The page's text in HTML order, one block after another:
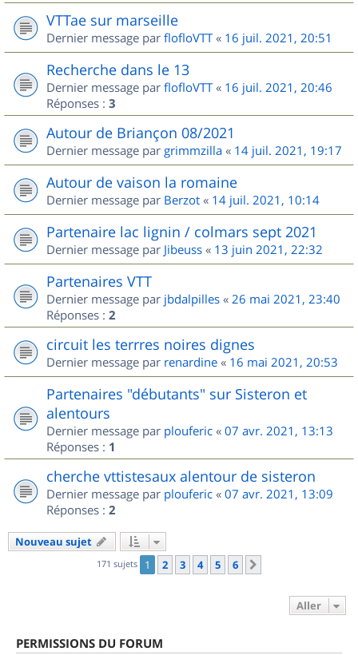
VTTae sur marseille
Dernier message par flofloVTT« 16 juil. 2021, 20:51
Recherche dans le 13
Dernier message par flofloVTT« 16 juil. 2021, 20:46
Réponses : 3
Autour de Briançon 08/2021
Dernier message par grimmzilla « 14 juil. 2021, 19:17
Autour de vaison la romaine
Dernier message par Berzot « 14 juil. 2021, 10:14
Partenaire lac lignin / colmars sept 2021
Dernier message par Jibeuss « 13 juin 2021, 22:32
Partenaires VTT
Dernier message par jbdalpilles « 26 mai 2021, 23:40
Réponses : 2
circuit les terrres noires dignes
Dernier message par renardine « 16 mai 2021, 20:53
Partenaires "débutants" sur Sisteron et
alentours
Dernier message par plouferic « 07 avr. 2021, 13:13
Réponses : 1
cherche vttistesaux alentour de sisteron
Dernier message par plouferic « 07 avr. 2021, 13:09
Réponses : 2
Nouveau sujet
171 sujets 1 2 3 4 5 6
Aller
PERMISSIONS DU FORUM